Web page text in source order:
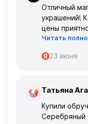
Отличный
украшений!
цены
высшем
Читать
23 июня
Т Татьяна
Купили
Серебряный